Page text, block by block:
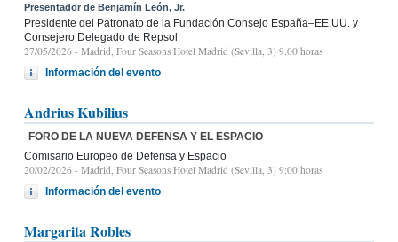
Presentador de Benjamín León, Jr.
Presidente del Patronato de la Fundación Consejo España–EE.UU. y
Consejero Delegado de Repsol
27/05/2026 - Madrid, Four Seasons Hotel Madrid (Sevilla, 3) 9.00 horas
Información del evento
Andrius Kubilius
FORO DE LA NUEVA DEFENSA Y EL ESPACIO
Comisario Europeo de Defensa y Espacio
20/02/2026 - Madrid, Four Seasons Hotel Madrid (Sevilla, 3) 9:00 horas
Información del evento
Margarita Robles